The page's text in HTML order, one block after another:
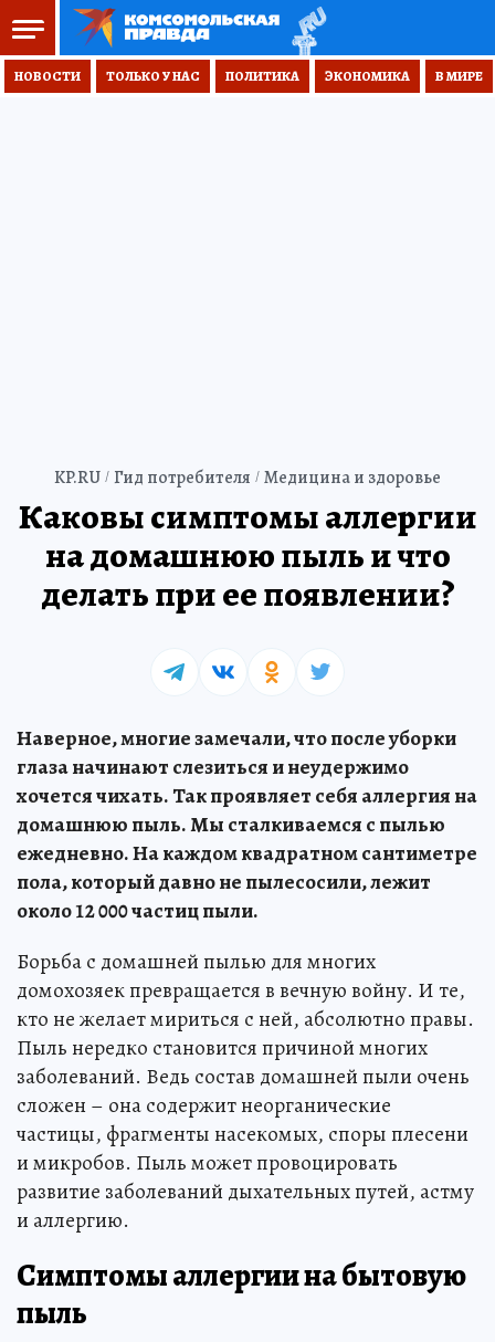
НОВОСТИ ТОЛЬКО У НАС ПОЛИТИКА ЭКОНОМИКА В МИРЕ
KP.RU Гид потребителя Медицина и здоровье
Каковы симптомы аллергии
на домашнюю пыль и что
делать при ее появлении?
Наверное, многие замечали, что после уборки
глаза начинают слезиться и неудержимо
хочется чихать. Так проявляет себя аллергия на
домашнюю пыль. Мы сталкиваемся с пылью
ежедневно. На каждом квадратном сантиметре
пола, который давно не пылесосили, лежит
около 12 000 частиц пыли.
Борьба с домашней пылью для многих
домохозяек превращается в вечную войну. И те,
кто не желает мириться с ней, абсолютно правы.
Пыль нередко становится причиной многих
заболеваний. Ведь состав домашней пыли очень
сложен – она содержит неорганические
частицы, фрагменты насекомых, споры плесени
и микробов. Пыль может провоцировать
развитие заболеваний дыхательных путей, астму
и аллергию.
Симптомы аллергии на бытовую
пыль